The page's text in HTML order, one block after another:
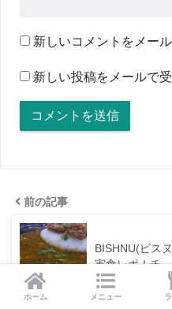
新しいコメントをメー
新しい投稿をメールで
前の記事
BISHNU(ビス
実食レポ！チ…
ホーム メニュー